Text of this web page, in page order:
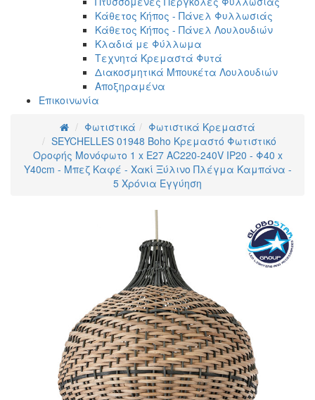
Κάθετος Κήπος - Πάνελ Φυλλωσιάς
Κάθετος Κήπος - Πάνελ Λουλουδιών
Κλαδιά με Φύλλωμα
Τεχνητά Κρεμαστά Φυτά
Διακοσμητικά Μπουκέτα Λουλουδιών
Αποξηραμένα
Επικοινωνία
Φωτιστικά
Φωτιστικά Κρεμαστά
SEYCHELLES 01948 Boho Κρεμαστό Φωτιστικό
Οροφής Μονόφωτο 1 x E27 AC220-240V IP20 - Φ40 x
Υ40cm - Μπεζ Καφέ - Χακί Ξύλινο Πλέγμα Καμπάνα -
5 Χρόνια Εγγύηση